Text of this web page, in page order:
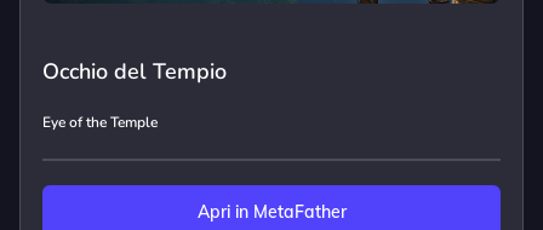
Occhio del Tempio
Eye of the Temple
Apri in MetaFather